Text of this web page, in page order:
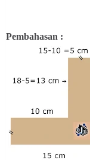
Pembahasan :